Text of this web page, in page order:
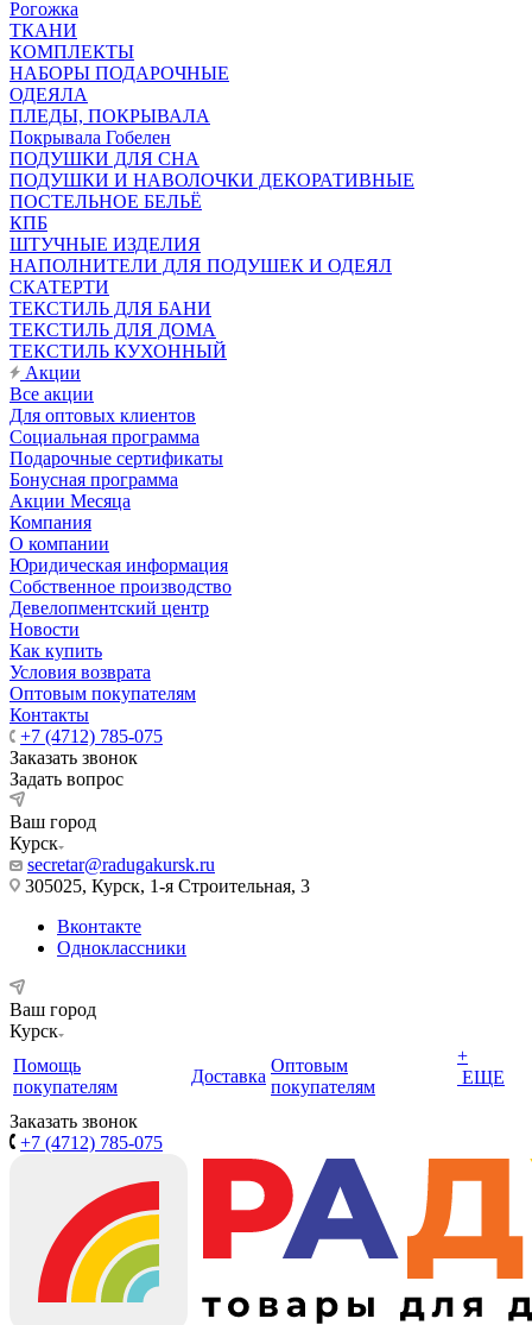
Рогожка
ТКАНИ
КОМПЛЕКТЫ
НАБОРЫ ПОДАРОЧНЫЕ
ОДЕЯЛА
ПЛЕДЫ, ПОКРЫВАЛА
Покрывала Гобелен
ПОДУШКИ ДЛЯ СНА
ПОДУШКИ И НАВОЛОЧКИ ДЕКОРАТИВНЫЕ
ПОСТЕЛЬНОЕ БЕЛЬЁ
КПБ
ШТУЧНЫЕ ИЗДЕЛИЯ
НАПОЛНИТЕЛИ ДЛЯ ПОДУШЕК И ОДЕЯЛ
СКАТЕРТИ
ТЕКСТИЛЬ ДЛЯ БАНИ
ТЕКСТИЛЬ ДЛЯ ДОМА
ТЕКСТИЛЬ КУХОННЫЙ
Акции
Все акции
Для оптовых клиентов
Социальная программа
Подарочные сертификаты
Бонусная программа
Акции Месяца
Компания
О компании
Юридическая информация
Собственное производство
Девелопментский центр
Новости
Как купить
Условия возврата
Оптовым покупателям
Контакты
+7 (4712) 785-075
Заказать звонок
Задать вопрос
Ваш город
Курск
secretar@radugakursk.ru
305025, Курск, 1-я Строительная, 3
Вконтакте
Одноклассники
Ваш город
Курск
Помощь
покупателям
Доставка
Оптовым
покупателям
+
ЕЩЕ
Заказать звонок
+7 (4712) 785-075